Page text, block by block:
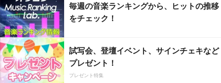
毎週の音楽ランキングから、ヒットの推移
をチェック！
試写会、登壇イベント、サインチェキなど
プレゼント！
プレゼント特集